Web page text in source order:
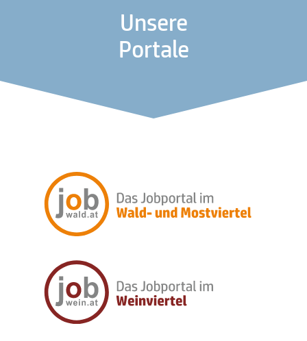
Unsere
Portale